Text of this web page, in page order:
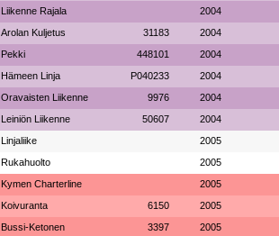
Liikenne Rajala 2004
Arolan Kuljetus 31183 2004
Pekki 448101 2004
Hämeen Linja P040233 2004
Oravaisten Liikenne 9976 2004
Leiniön Liikenne 50607 2004
Linjaliike 2005
Rukahuolto 2005
Kymen Charterline 2005
Koivuranta 6150 2005
Bussi-Ketonen 3397 2005